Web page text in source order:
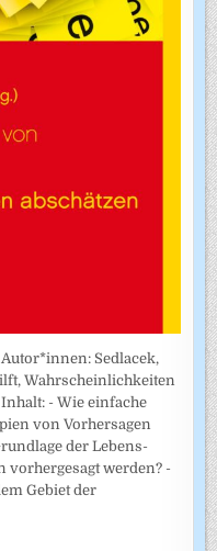
Sedlacek,
Wahrscheinlichkeiten
- Wie einfache
von Vorhersagen
der Lebens­
vorhergesagt werden? -
Gebiet der